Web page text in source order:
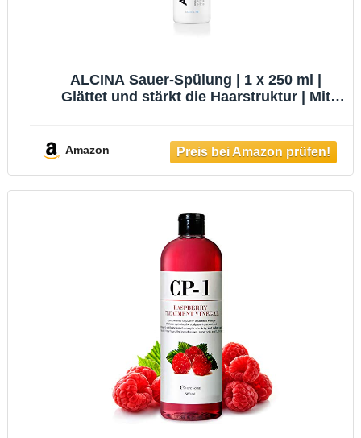
ALCINA Sauer-Spülung | 1 x 250 ml |
Glättet und stärkt die Haarstruktur | Mit
Perfekt nach Haarbehandlungen
Amazon